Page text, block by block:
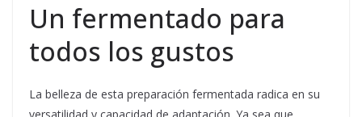
Un fermentado para
todos los gustos
La belleza de esta preparación fermentada radica en su